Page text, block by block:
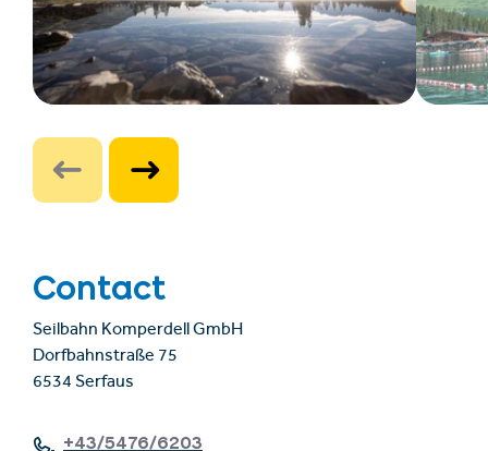
Contact
Seilbahn Komperdell GmbH
Dorfbahnstraße 75
6534 Serfaus
+43/5476/6203